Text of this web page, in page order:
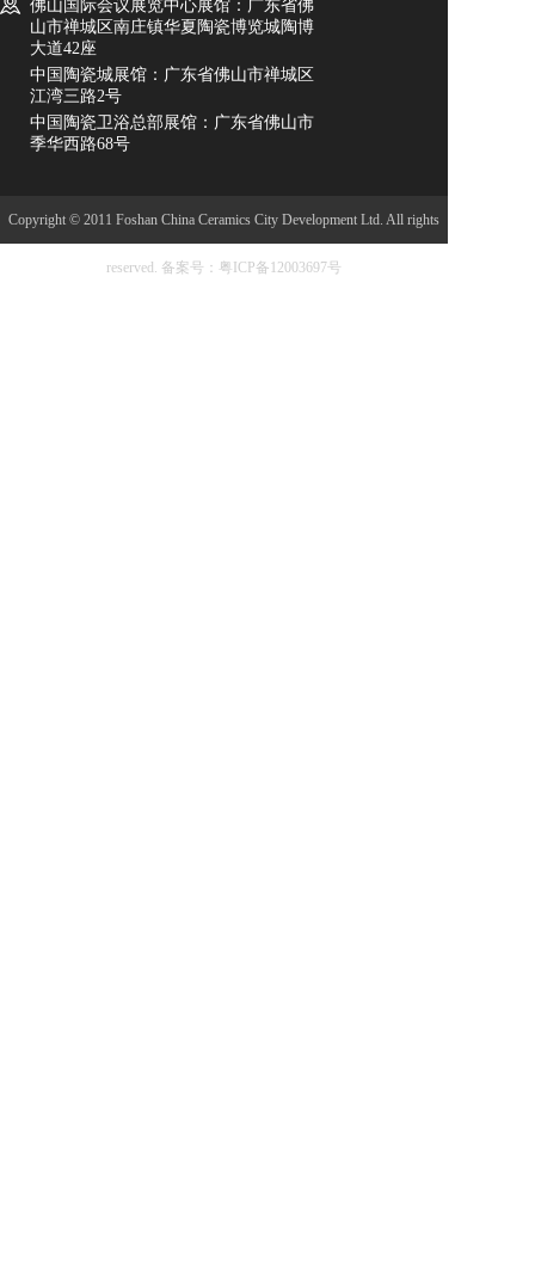
佛山国际会议展览中心展馆：广东省佛
山市禅城区南庄镇华夏陶瓷博览城陶博
大道42座
中国陶瓷城展馆：广东省佛山市禅城区
江湾三路2号
中国陶瓷卫浴总部展馆：广东省佛山市
季华西路68号
Copyright © 2011 Foshan China Ceramics City Development Ltd. All rights
reserved. 备案号：粤ICP备12003697号